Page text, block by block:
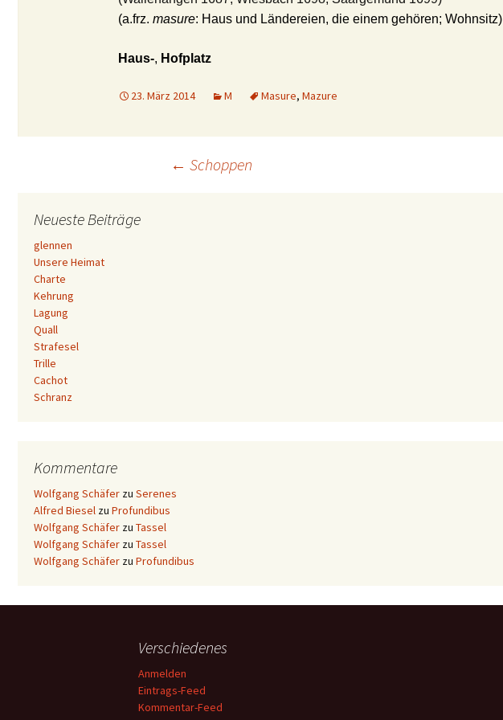
(a.frz. masure: Haus und Ländereien, die einem gehören; Wohnsitz)
Haus-, Hofplatz
23. März 2014 M Masure, Mazure
Beitrags-
Navigation
← Schoppen
Neueste Beiträge
glennen
Unsere Heimat
Charte
Kehrung
Lagung
Quall
Strafesel
Trille
Cachot
Schranz
Kommentare
Wolfgang Schäfer zu Serenes
Alfred Biesel zu Profundibus
Wolfgang Schäfer zu Tassel
Wolfgang Schäfer zu Tassel
Wolfgang Schäfer zu Profundibus
Verschiedenes
Anmelden
Eintrags-Feed
Kommentar-Feed